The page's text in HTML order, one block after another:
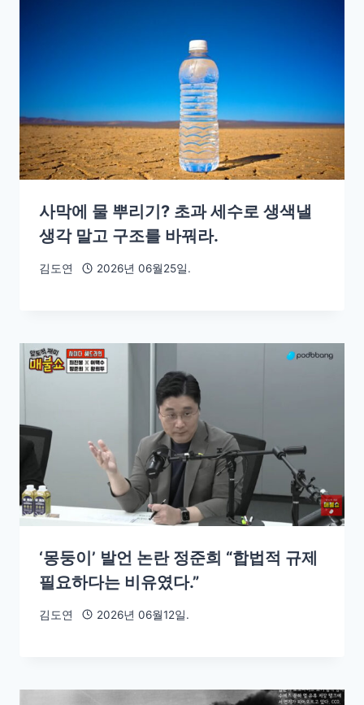
사막에 물 뿌리기? 초과 세수로 생색낼
생각 말고 구조를 바꿔라.
김도연 2026년 06월25일.
‘몽둥이’ 발언 논란 정준희 “합법적 규제
필요하다는 비유였다.”
김도연 2026년 06월12일.